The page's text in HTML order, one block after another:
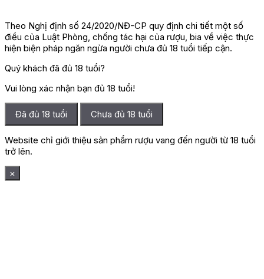
Theo Nghị định số 24/2020/NĐ-CP quy định chi tiết một số
điều của Luật Phòng, chống tác hại của rượu, bia về việc thực
hiện biện pháp ngăn ngừa người chưa đủ 18 tuổi tiếp cận.
Quý khách đã đủ 18 tuổi?
Vui lòng xác nhận bạn đủ 18 tuổi!
Đã đủ 18 tuổi Chưa đủ 18 tuổi
Website chỉ giới thiệu sản phẩm rượu vang đến người từ 18 tuổi
trở lên.
×